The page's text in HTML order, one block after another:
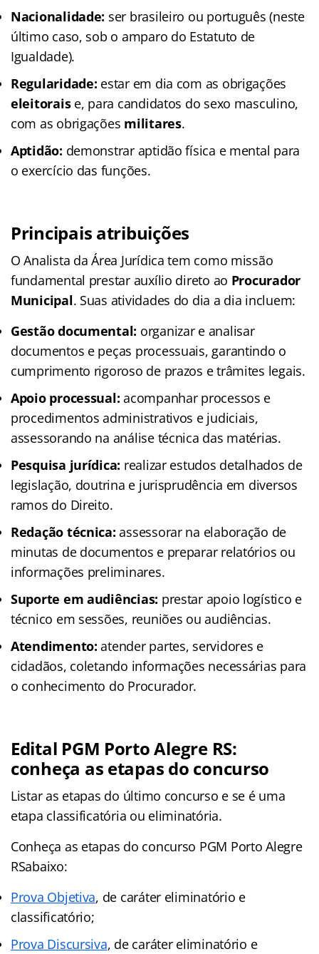
Nacionalidade: ser brasileiro ou português (neste
último caso, sob o amparo do Estatuto de
Igualdade).
Regularidade: estar em dia com as obrigações
eleitoraise, para candidatos do sexo masculino,
com as obrigações militares.
Aptidão: demonstrar aptidão física e mental para
o exercício das funções.
Principais atribuições
O Analista da Área Jurídica tem como missão
fundamental prestar auxílio direto ao Procurador
Municipal. Suas atividades do dia a dia incluem:
Gestão documental: organizar e analisar
documentos e peças processuais, garantindo o
cumprimento rigoroso de prazos e trâmites legais.
Apoio processual: acompanhar processos e
procedimentos administrativos e judiciais,
assessorando na análise técnica das matérias.
Pesquisa jurídica: realizar estudos detalhados de
legislação, doutrina e jurisprudência em diversos
ramos do Direito.
Redação técnica: assessorar na elaboração de
minutas de documentos e preparar relatórios ou
informações preliminares.
Suporte em audiências: prestar apoio logístico e
técnico em sessões, reuniões ou audiências.
Atendimento: atender partes, servidores e
cidadãos, coletando informações necessárias para
o conhecimento do Procurador.
Edital PGM Porto Alegre RS:
conheça as etapas do concurso
Listar as etapas do último concurso e se é uma
etapa classificatória ou eliminatória.
Conheça as etapas do concurso PGM Porto Alegre
RSabaixo:
Prova Objetiva, de caráter eliminatório e
classificatório;
Prova Discursiva, de caráter eliminatório e